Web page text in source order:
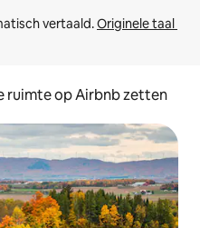
vertaald. Originele taal
ruimte op Airbnb zetten